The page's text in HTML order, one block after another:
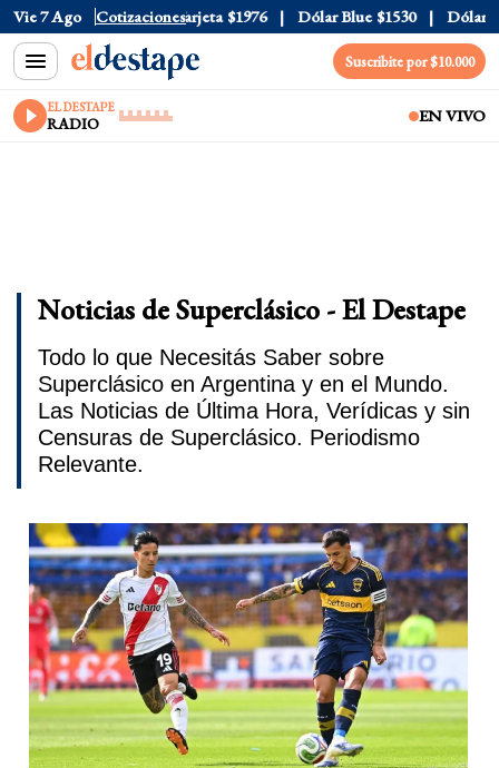
Vie 7 Ago Cotizaciones
$1520 Dólar Tarjeta $1976 Dólar Blue $1530 Dólar CCL
Suscribite por $10.000
EL DESTAPE
RADIO EN VIVO
Noticias de Superclásico - El Destape
Todo lo que Necesitás Saber sobre
Superclásico en Argentina y en el Mundo.
Las Noticias de Última Hora, Verídicas y sin
Censuras de Superclásico. Periodismo
Relevante.